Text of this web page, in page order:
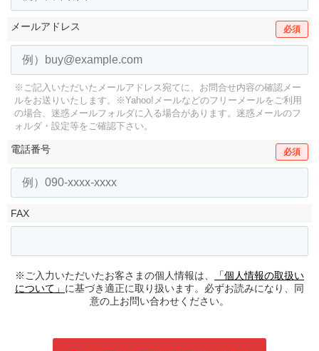
メールアドレス 必須
※ご記入いただいたメールアドレス宛てに、お問合せ内容の確認メー
ルをお送りいたします。
※Yahoo!メールなどのフリーメールをご利用
の場合、迷惑メールフォルダに入る場合があります。 迷惑メールのフ
ォルダ・設定等をご確認下さい。
電話番号 必須
FAX
※ご入力いただいたお客さまの個人情報は、
「個人情報の取扱い
について」 に基づき適正に取り扱います。必ずお読みになり、同
意の上お問い合わせください。